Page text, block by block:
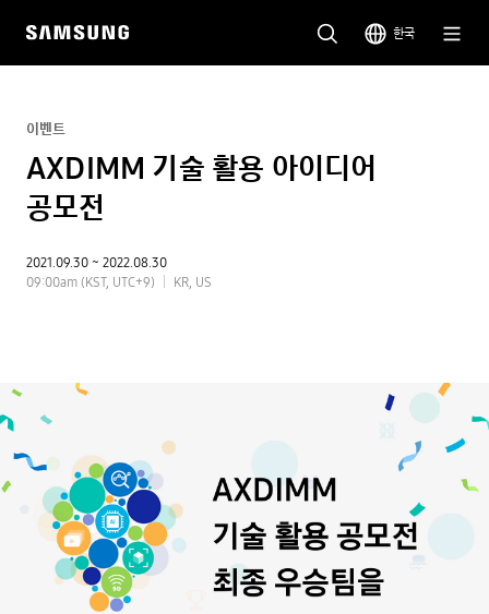
한국
이벤트
AXDIMM 기술 활용 아이디어
공모전
2021.09.30 ~ 2022.08.30
09:00am (KST, UTC+9)
KR, US